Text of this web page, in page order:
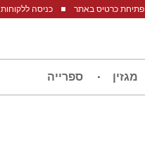
פתיחת כרטיס באתר כניסה ללקוחות
מגזין ספרייה